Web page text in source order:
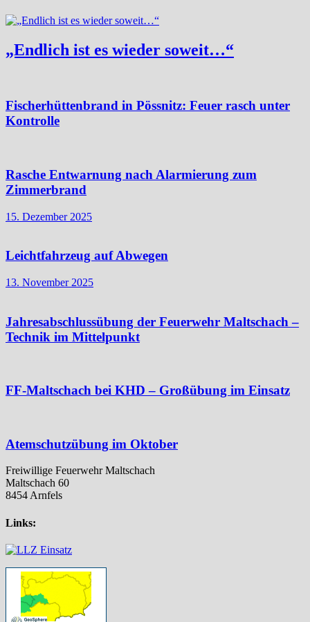
„Endlich ist es wieder soweit…“
Fischerhüttenbrand in Pössnitz: Feuer rasch unter
Kontrolle
Rasche Entwarnung nach Alarmierung zum
Zimmerbrand
15. Dezember 2025
Leichtfahrzeug auf Abwegen
13. November 2025
Jahresabschlussübung der Feuerwehr Maltschach –
Technik im Mittelpunkt
FF-Maltschach bei KHD – Großübung im Einsatz
Atemschutzübung im Oktober
Freiwillige Feuerwehr Maltschach
Maltschach 60
8454 Arnfels
Links: